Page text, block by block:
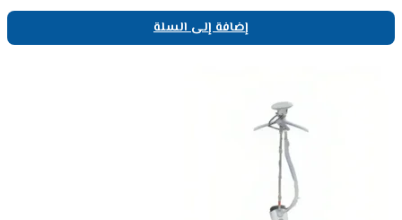
إضافة إلى السلة